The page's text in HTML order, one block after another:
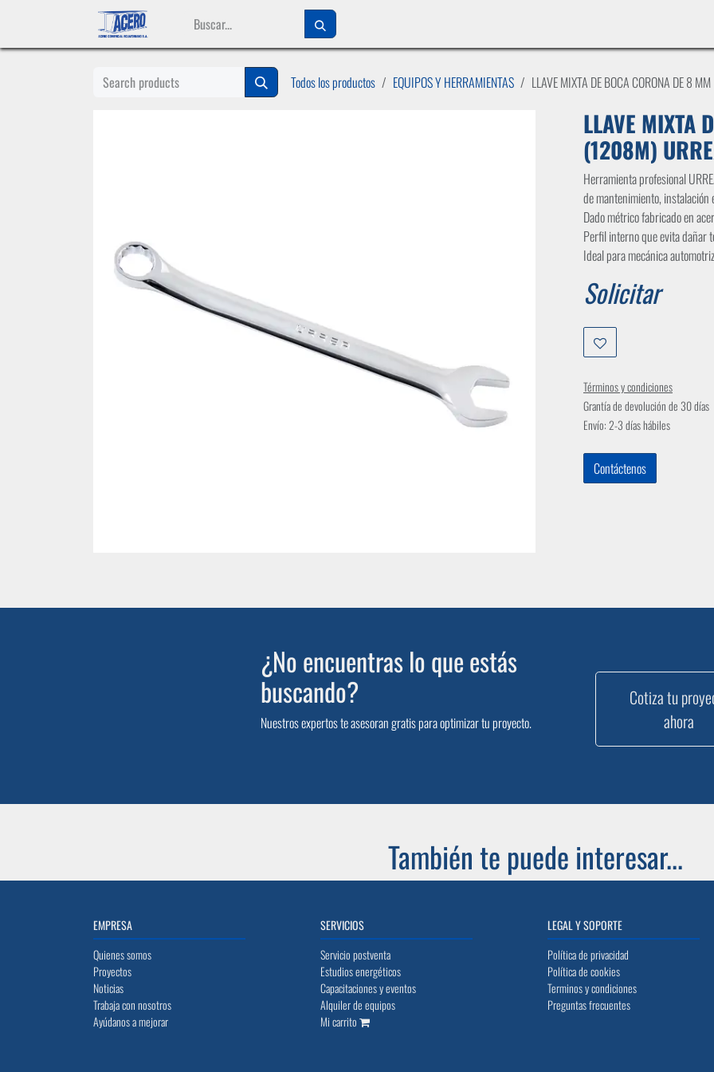
Todos los productos EQUIPOS Y HERRAMIENTAS LLAVE MIXTA DE BOCA CORONA DE 8
LLAVE MIXTA
(1208M)
Herramienta profesional
de mantenimiento,
Dado métrico fabricado en
Perfil interno que evita dañar
Ideal para mecánica
Solicitar
Términos y condiciones
Grantía de devolución de 30 días
Envío: 2-3 días hábiles
Contáctenos
¿No encuentras lo que estás
buscando?
Nuestros expertos te asesoran gratis para optimizar tu proyecto.
Cotiza tu
ahora
También te puede interesar...
EMPRESA
Quienes somos
Proyectos
Noticias
Trabaja con nosotros
Ayúdanos a mejorar
SERVICIOS
Servicio postventa
Estudios energéticos
Capacitaciones y eventos
Alquiler de equipos
Mi carrito
LEGAL Y SOPORTE
Política de privacidad
Política de cookies
Terminos y condiciones
Preguntas frecuentes